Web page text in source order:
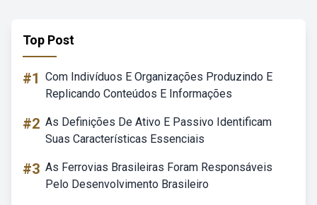
Top Post
#1 Com Indivíduos E Organizações Produzindo E
Replicando Conteúdos E Informações
#2 As Definições De Ativo E Passivo Identificam
Suas Características Essenciais
#3 As Ferrovias Brasileiras Foram Responsáveis
Pelo Desenvolvimento Brasileiro